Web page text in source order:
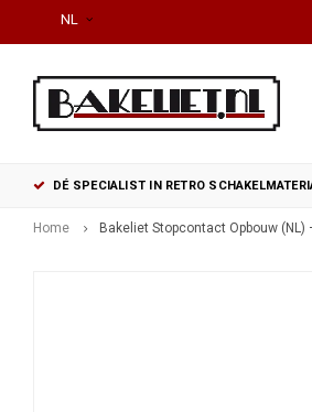
NL
DÉ SPECIALIST IN RETRO
Home Bakeliet Stopcontact Opbouw